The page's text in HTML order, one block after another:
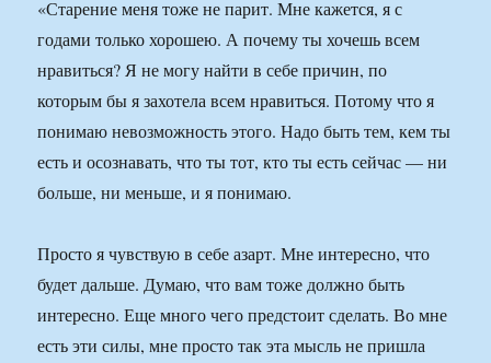
«Старение меня тоже не парит. Мне кажется, я с
годами только хорошею. А почему ты хочешь всем
нравиться? Я не могу найти в себе причин, по
которым бы я захотела всем нравиться. Потому что я
понимаю невозможность этого. Надо быть тем, кем ты
есть и осознавать, что ты тот, кто ты есть сейчас — ни
больше, ни меньше, и я понимаю.
Просто я чувствую в себе азарт. Мне интересно, что
будет дальше. Думаю, что вам тоже должно быть
интересно. Еще много чего предстоит сделать. Во мне
есть эти силы, мне просто так эта мысль не пришла